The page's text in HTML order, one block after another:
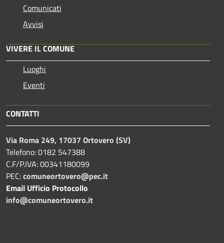
Comunicati
Avvisi
VIVERE IL COMUNE
Luoghi
Eventi
CONTATTI
Via Roma 249, 17037 Ortovero (SV)
Telefono: 0182 547388
C.F/P.IVA: 00341180099
PEC:comuneortovero@pec.it
Email Ufficio Protocollo
info@comuneortovero.it